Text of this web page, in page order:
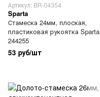
Артикул: BR-04354
Sparta
Стамеска 24мм, плоская,
пластиковая рукоятка Sparta
244255
53 руб/шт